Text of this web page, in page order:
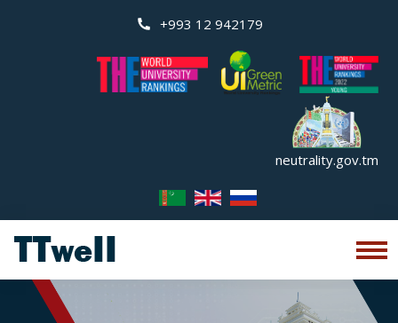
+993 12 942179
neutrality.gov.tm